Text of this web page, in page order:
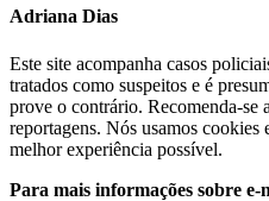
Adriana Dias
Este site acompanha casos
tratados como suspeitos e é
prove o contrário. Recomenda-se
reportagens. Nós usamos cookies
melhor experiência possível.
Para mais informações sobre e-